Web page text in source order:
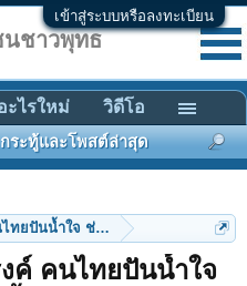
เข้าสู่ระบบหรือลงทะเบียน
ทยปันน้ำใจ ช่วยเหลือ ผู้ประสบภัยน้ำ
ค์ คนไทยปันน้ำใจ
ชาวพุทธ
กระทู้และโพสต์ล่าสุด
ะไรใหม่ วิดีโอ